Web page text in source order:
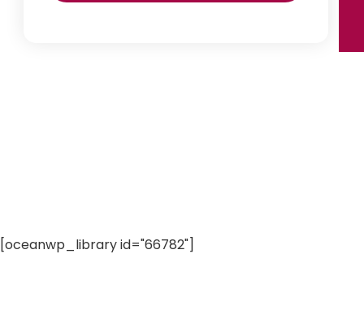
[oceanwp_library id="66782"]